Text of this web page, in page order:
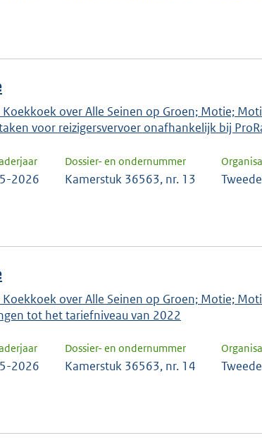
over Alle Seinen op Groen; Motie;
voor reizigersvervoer onafhankelijk bij
2026
Dossier- en ondernummer
Kamerstuk 36563, nr. 13
over Alle Seinen op Groen; Motie;
tot het tariefniveau van 2022
2026
Dossier- en ondernummer
Kamerstuk 36563, nr. 14